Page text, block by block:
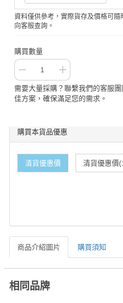
資料僅供參考，實際貨存及價格可
向客服查詢。
購買數量
需要大量採購？聯繫我們的客服
佳方案，確保滿足您的需求。
購買本貨品優惠
清貨優惠價 清貨優惠價
商品介紹圖片 購買須知
相同品牌